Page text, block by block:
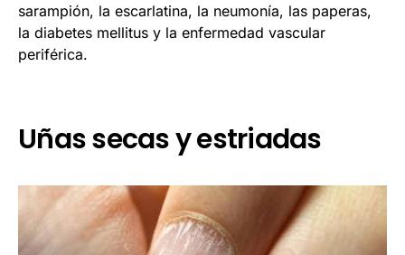
sarampión, la escarlatina, la neumonía, las paperas,
la diabetes mellitus y la enfermedad vascular
periférica.
Uñas secas y estriadas